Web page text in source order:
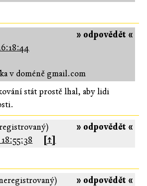
» odpovědět «
v doméně gmail.com
stát prostě lhal, aby lidi
» odpovědět «
[↑]
» odpovědět «